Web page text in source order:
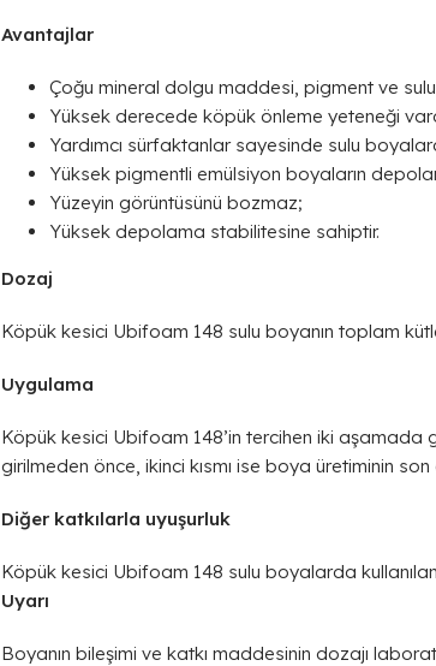
Avantajlar
Çoğu mineral dolgu maddesi, pigment ve
Yüksek derecede köpük önleme yeteneği
Yardımcı sürfaktanlar sayesinde sulu
Yüksek pigmentli emülsiyon boyaların
Yüzeyin görüntüsünü bozmaz;
Yüksek depolama stabilitesine sahiptir.
Dozaj
Köpük kesici Ubifoam 148 sulu boyanın toplam
Uygulama
Köpük kesici Ubifoam 148’in tercihen iki aşamada
girilmeden önce, ikinci kısmı ise boya üretiminin
Diğer katkılarla uyuşurluk
Köpük kesici Ubifoam 148 sulu boyalarda
Uyarı
Boyanın bileşimi ve katkı maddesinin dozajı